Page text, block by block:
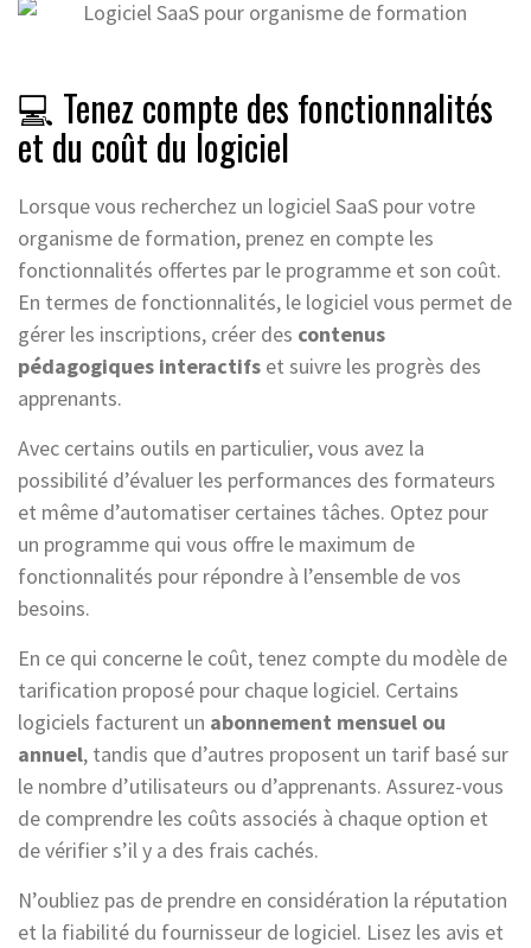
💻 Tenez compte des fonctionnalités
et du coût du logiciel
Lorsque vous recherchez un logiciel SaaS pour votre
organisme de formation, prenez en compte les
fonctionnalités offertes par le programme et son coût.
En termes de fonctionnalités, le logiciel vous permet de
gérer les inscriptions, créer des contenus
pédagogiques interactifs et suivre les progrès des
apprenants.
Avec certains outils en particulier, vous avez la
possibilité d’évaluer les performances des formateurs
et même d’automatiser certaines tâches. Optez pour
un programme qui vous offre le maximum de
fonctionnalités pour répondre à l’ensemble de vos
besoins.
En ce qui concerne le coût, tenez compte du modèle de
tarification proposé pour chaque logiciel. Certains
logiciels facturent un abonnement mensuel ou
annuel, tandis que d’autres proposent un tarif basé sur
le nombre d’utilisateurs ou d’apprenants. Assurez-vous
de comprendre les coûts associés à chaque option et
de vérifier s’il y a des frais cachés.
N’oubliez pas de prendre en considération la réputation
et la fiabilité du fournisseur de logiciel. Lisez les avis et